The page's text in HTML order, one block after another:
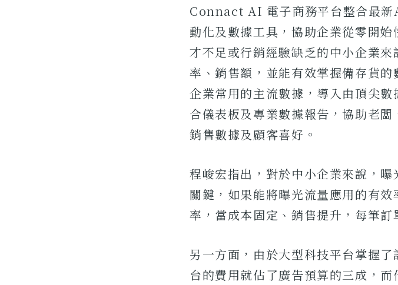
Connact AI 電子商務平台整合最新
動化及數據工具，協助企業從零開
才不足或行銷經驗缺乏的中小企業
率、銷售額，並能有效掌握備存貨
企業常用的主流數據，導入由頂尖
合儀表板及專業數據報告，協助老
銷售數據及顧客喜好。
程峻宏指出，對於中小企業來說，
關鍵，如果能將曝光流量應用的有
率，當成本固定、銷售提升，每筆訂
另一方面，由於大型科技平台掌握
台的費用就佔了廣告預算的三成，